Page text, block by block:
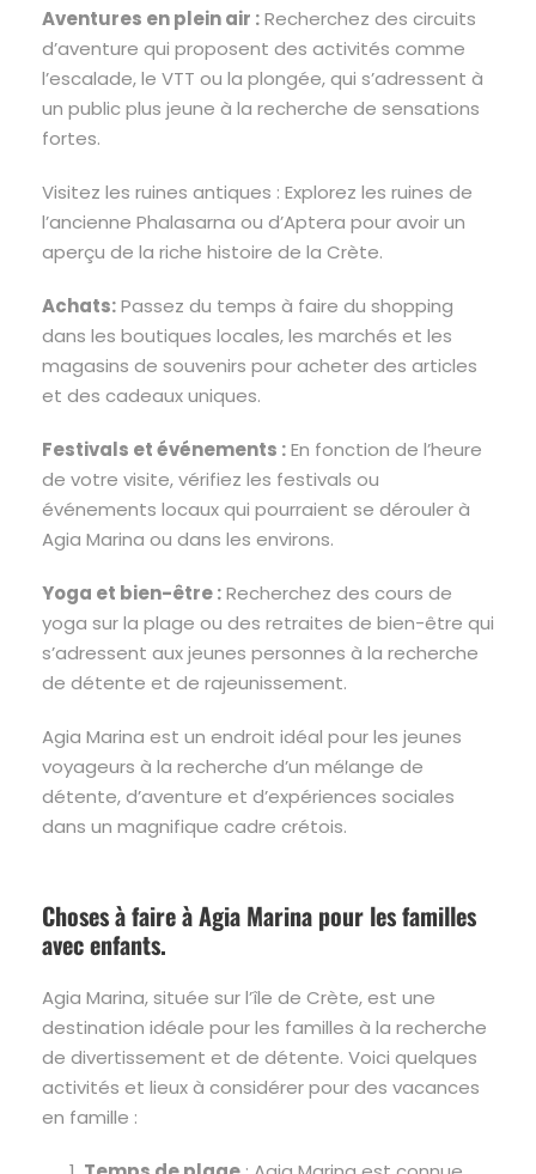
Aventures en plein air :Recherchez des circuits
d’aventure qui proposent des activités comme
l’escalade, le VTT ou la plongée, qui s’adressent à
un public plus jeune à la recherche de sensations
fortes.
Visitez les ruines antiques : Explorez les ruines de
l’ancienne Phalasarna ou d’Aptera pour avoir un
aperçu de la riche histoire de la Crète.
Achats:Passez du temps à faire du shopping
dans les boutiques locales, les marchés et les
magasins de souvenirs pour acheter des articles
et des cadeaux uniques.
Festivals et événements :En fonction de l’heure
de votre visite, vérifiez les festivals ou
événements locaux qui pourraient se dérouler à
Agia Marina ou dans les environs.
Yoga et bien-être :Recherchez des cours de
yoga sur la plage ou des retraites de bien-être qui
s’adressent aux jeunes personnes à la recherche
de détente et de rajeunissement.
Agia Marina est un endroit idéal pour les jeunes
voyageurs à la recherche d’un mélange de
détente, d’aventure et d’expériences sociales
dans un magnifique cadre crétois.
Choses à faire à Agia Marina pour les familles
avec enfants.
Agia Marina, située sur l’île de Crète, est une
destination idéale pour les familles à la recherche
de divertissement et de détente. Voici quelques
activités et lieux à considérer pour des vacances
en famille :